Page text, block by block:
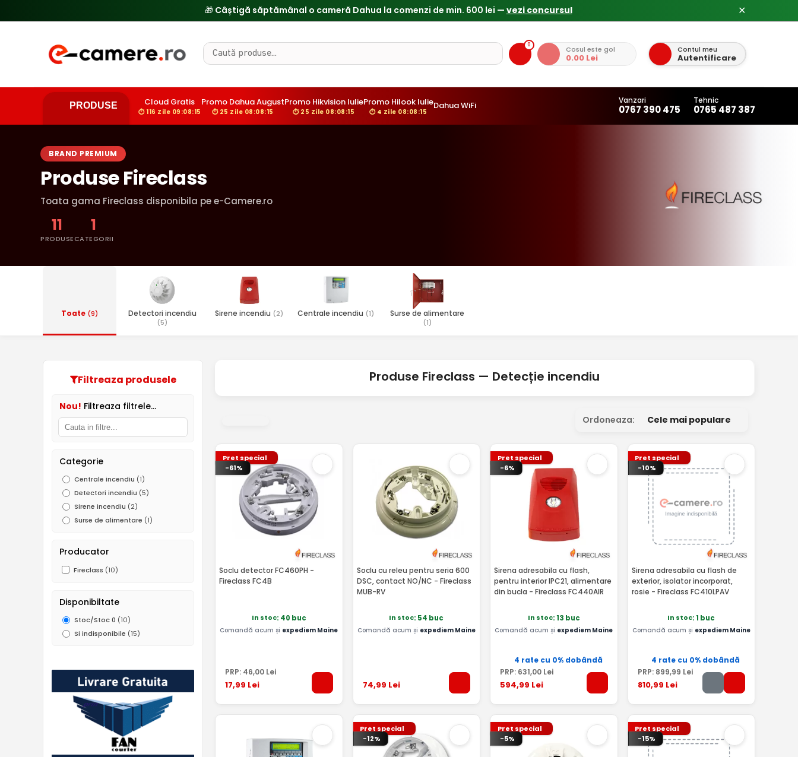
🎁 Câștigă săptămânal o cameră Dahua la comenzi de min. 600 lei — vezi concursul ✕
0 Cosul este gol
0.00 Lei
Contul meu
Autentificare
PRODUSE Cloud Gratis
⏱ 116 Zile 09:08:14
Promo Dahua August
⏱ 25 Zile 08:08:14
Promo Hikvision Iulie
⏱ 25 Zile 08:08:14
Promo Hilook Iulie
⏱ 4 Zile 08:08:14
Dahua WiFi Vanzari
0767 390 475
Tehnic
0765 487 387
BRAND PREMIUM
Produse Fireclass
Toata gama Fireclass disponibila pe e-Camere.ro
11
PRODUSE
1
CATEGORII
Toate (9) Detectori incendiu
(5)
Sirene incendiu (2) Centrale incendiu (1) Surse de alimentare
(1)
Filtreaza produsele
Nou! Filtreaza filtrele...
Categorie
Centrale incendiu (1)
Detectori incendiu (5)
Sirene incendiu (2)
Surse de alimentare (1)
Producator
Fireclass (10)
Disponibiltate
Stoc/Stoc 0 (10)
Si indisponibile (15)
Produse Fireclass — Detecție incendiu
Ordoneaza: Cele mai populare
Pret special
-61%
Soclu detector FC460PH -
Fireclass FC4B
In stoc: 40 buc
Comandă acum și expediem Maine
PRP: 46,00 Lei
17,99 Lei
Soclu cu releu pentru seria 600
DSC, contact NO/NC - Fireclass
MUB-RV
In stoc: 54 buc
Comandă acum și expediem Maine
74,99 Lei
Pret special
-6%
Sirena adresabila cu flash,
pentru interior IPC21, alimentare
din bucla - Fireclass FC440AIR
In stoc: 13 buc
Comandă acum și expediem Maine
4 rate cu 0% dobândă
PRP: 631,00 Lei
594,99 Lei
Pret special
-10%
Sirena adresabila cu flash de
exterior, isolator incorporat,
rosie - Fireclass FC410LPAV
In stoc: 1 buc
Comandă acum și expediem Maine
4 rate cu 0% dobândă
PRP: 899,99 Lei
810,99 Lei
Pret special
-12%
Pret special
-5%
Pret special
-15%